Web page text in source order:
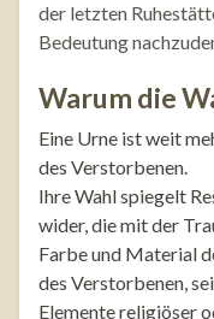
der letzten
Bedeutung
Warum die
Eine Urne ist weit
des Verstorbenen.
Ihre Wahl spiegelt
wider, die mit der
Farbe und Material
des Verstorbenen,
Elemente religiöser